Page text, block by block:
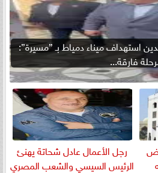
استهداف ميناء دمياط بـ ”مسيرة”:
فارقة...
رجل الأعمال عادل شحاتة يهنئ
الرئيس السيسي والشعب المصري